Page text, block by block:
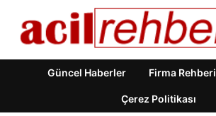
Güncel Haberler Firma Rehberi
Çerez Politikası